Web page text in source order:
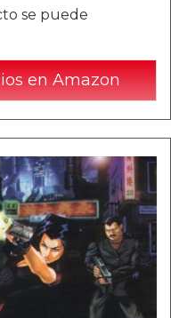
se puede
en Amazon